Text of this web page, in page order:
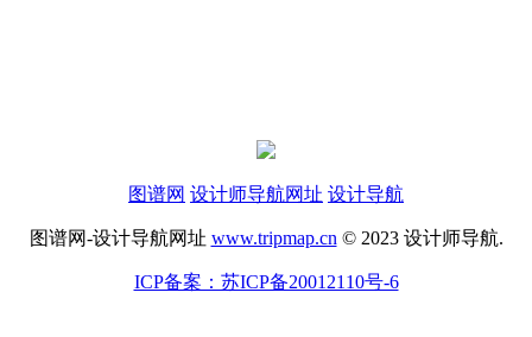
图谱网 设计师导航网址 设计导航
图谱网-设计导航网址 www.tripmap.cn© 2023 设计师导航.
ICP备案：苏ICP备20012110号-6